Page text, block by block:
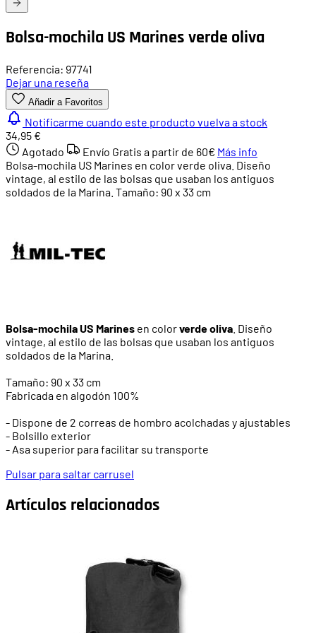
Bolsa-mochila US Marines verde oliva
Referencia: 97741
Dejar una reseña
Añadir a Favoritos
Notificarme cuando este producto vuelva a stock
34,95 €
Agotado
Envío Gratis a partir de 60€ Más info
Bolsa-mochila US Marines en color verde oliva. Diseño
vintage, al estilo de las bolsas que usaban los antiguos
soldados de la Marina. Tamaño: 90 x 33 cm
Bolsa-mochila US Marines en colorverde oliva . Diseño
vintage, al estilo de las bolsas que usaban los antiguos
soldados de la Marina.
Tamaño: 90 x 33 cm
Fabricada en algodón 100%
- Dispone de 2 correas de hombro acolchadas y ajustables
- Bolsillo exterior
- Asa superior para facilitar su transporte
Pulsar para saltar carrusel
Artículos relacionados